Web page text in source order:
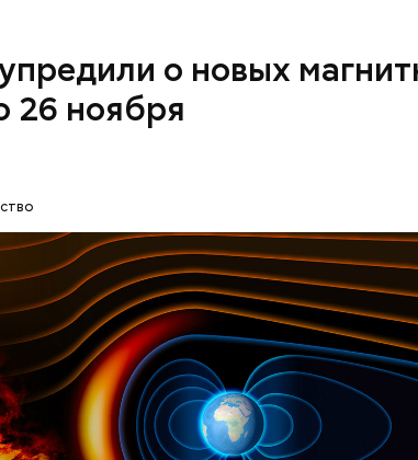
о новых
26 ноября
Калинчев рассказал, что
растение.